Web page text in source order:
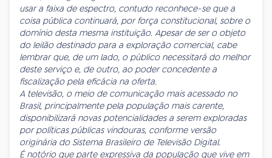
usar a faixa de espectro, contudo reconhece-se que a
coisa pública continuará, por força constitucional, sobre o
domínio desta mesma instituição. Apesar de ser o objeto
do leilão destinado para a exploração comercial, cabe
lembrar que, de um lado, o público necessitará do melhor
deste serviço e, de outro, ao poder concedente a
fiscalização pela eficácia na oferta.
A televisão, o meio de comunicação mais acessado no
Brasil, principalmente pela população mais carente,
disponibilizará novas potencialidades a serem exploradas
por políticas públicas vindouras, conforme versão
originária do Sistema Brasileiro de Televisão Digital.
É notório que parte expressiva da população que vive em